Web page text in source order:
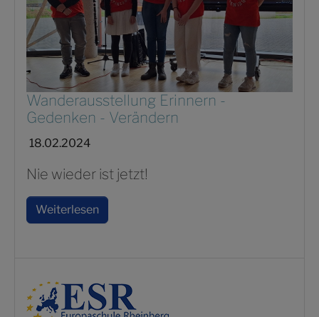
Wanderausstellung Erinnern -
Gedenken - Verändern
18.02.2024
Nie wieder ist jetzt!
Weiterlesen